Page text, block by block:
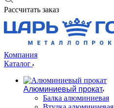
Рассчитать заказ
Компания
Каталог
Алюминиевый прокат
Балка алюминиевая